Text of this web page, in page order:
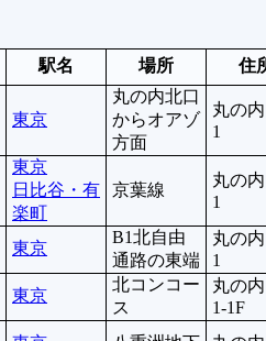
駅名 場所 住
東京
丸の内北口
からオアゾ
方面
丸の
1
東京
日比谷・有
楽町
京葉線
丸の
1
東京
B1北自由
通路の東端
丸の
1
東京
北コンコー
ス
丸の
1-1F